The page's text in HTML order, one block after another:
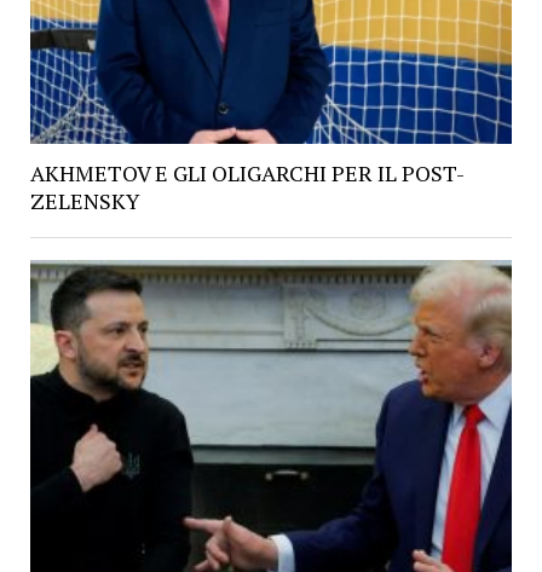
AKHMETOV E GLI OLIGARCHI PER IL POST-
ZELENSKY